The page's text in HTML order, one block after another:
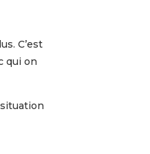
C’est
qui on